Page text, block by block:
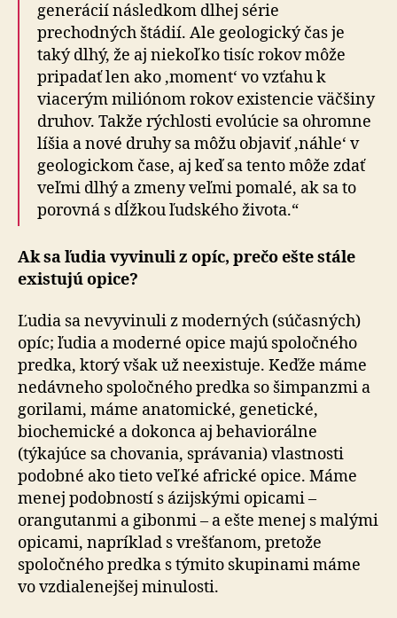
generácií následkom dlhej série
prechodných štádií. Ale geologický čas je
taký dlhý, že aj niekoľko tisíc rokov môže
pripadať len ako ‚moment‘ vo vzťahu k
viacerým miliónom rokov existencie väčšiny
druhov. Takže rýchlosti evolúcie sa ohromne
líšia a nové druhy sa môžu objaviť ‚náhle‘ v
geologickom čase, aj keď sa tento môže zdať
veľmi dlhý a zmeny veľmi pomalé, ak sa to
porovná s dĺžkou ľudského života.“
Ak sa ľudia vyvinuli z opíc, prečo ešte stále
existujú opice?
Ľudia sa nevyvinuli z moderných (súčasných)
opíc; ľudia a moderné opice majú spoločného
predka, ktorý však už neexistuje. Keďže máme
nedávneho spoločného predka so šimpanzmi a
gorilami, máme anatomické, genetické,
biochemické a dokonca aj behaviorálne
(týkajúce sa chovania, správania) vlastnosti
podobné ako tieto veľké africké opice. Máme
menej podobností s ázijskými opicami –
orangutanmi a gibonmi – a ešte menej s malými
opicami, napríklad s vrešťanom, pretože
spoločného predka s týmito skupinami máme
vo vzdialenejšej minulosti.